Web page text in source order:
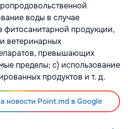
воды в случае
фитосанитарной продукции,
ветеринарных
превышающих
пределы; c) использование
продуктов и т. д.
новости Point.md в Google